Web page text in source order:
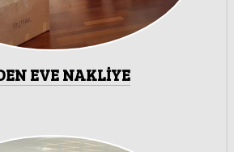
EVE NAKLİYE